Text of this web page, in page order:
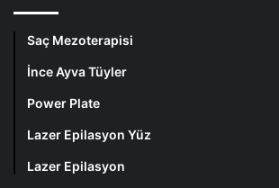
Saç Mezoterapisi
İnce Ayva Tüyler
Power Plate
Lazer Epilasyon Yüz
Lazer Epilasyon